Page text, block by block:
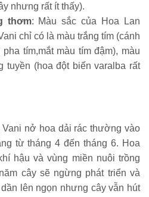
nhưng rất ít thấy).
thơm: Màu sắc của Hoa Lan
chỉ có là màu trắng tím (cánh
tím,mắt màu tím đậm), màu
tuyền (hoa đột biến varalba rất
nở hoa dải rác thường vào
từ tháng 4 đến tháng 6. Hoa
hậu và vùng miền nuôi trồng
cây sẽ ngừng phát triển và
lên ngọn nhưng cây vẫn hút